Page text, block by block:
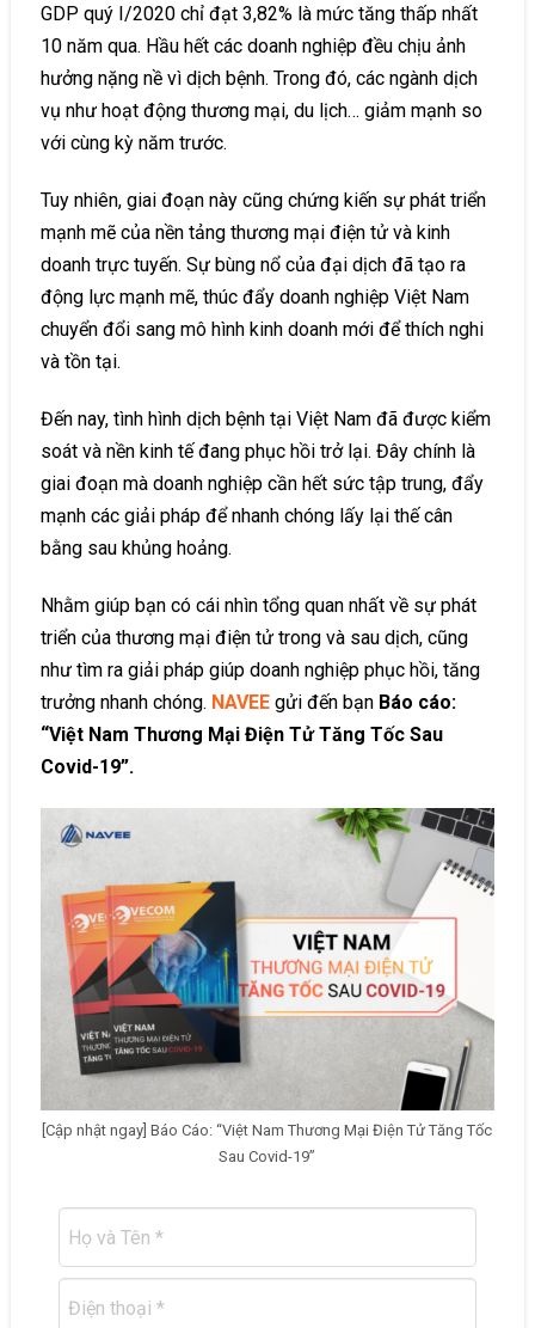
GDP quý I/2020 chỉ đạt 3,82% là mức tăng thấp nhất
10 năm qua. Hầu hết các doanh nghiệp đều chịu ảnh
hưởng nặng nề vì dịch bệnh. Trong đó, các ngành dịch
vụ như hoạt động thương mại, du lịch… giảm mạnh so
với cùng kỳ năm trước.
Tuy nhiên, giai đoạn này cũng chứng kiến sự phát triển
mạnh mẽ của nền tảng thương mại điện tử và kinh
doanh trực tuyến. Sự bùng nổ của đại dịch đã tạo ra
động lực mạnh mẽ, thúc đẩy doanh nghiệp Việt Nam
chuyển đổi sang mô hình kinh doanh mới để thích nghi
và tồn tại.
Đến nay, tình hình dịch bệnh tại Việt Nam đã được kiểm
soát và nền kinh tế đang phục hồi trở lại. Đây chính là
giai đoạn mà doanh nghiệp cần hết sức tập trung, đẩy
mạnh các giải pháp để nhanh chóng lấy lại thế cân
bằng sau khủng hoảng.
Nhằm giúp bạn có cái nhìn tổng quan nhất về sự phát
triển của thương mại điện tử trong và sau dịch, cũng
như tìm ra giải pháp giúp doanh nghiệp phục hồi, tăng
trưởng nhanh chóng. NAVEEgửi đến bạn Báo cáo:
“Việt Nam Thương Mại Điện Tử Tăng Tốc Sau
Covid-19”.
[Cập nhật ngay] Báo Cáo: “Việt Nam Thương Mại Điện Tử Tăng Tốc
Sau Covid-19”